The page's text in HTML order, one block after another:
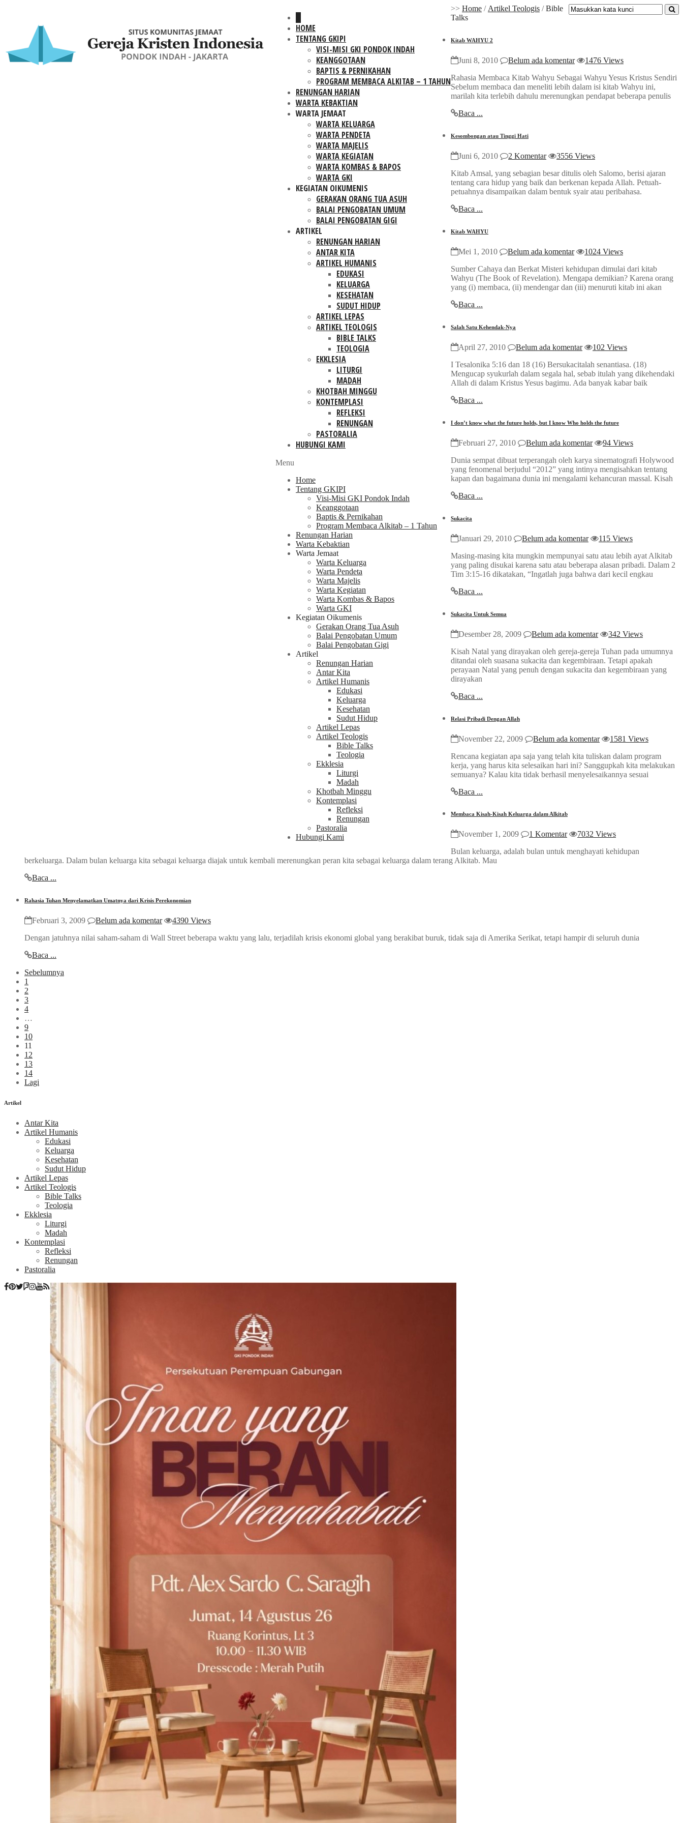
HOME
TENTANG GKIPI
VISI-MISI GKI PONDOK INDAH
KEANGGOTAAN
BAPTIS & PERNIKAHAN
PROGRAM MEMBACA ALKITAB – 1 TAHUN
RENUNGAN HARIAN
WARTA KEBAKTIAN
WARTA JEMAAT
WARTA KELUARGA
WARTA PENDETA
WARTA MAJELIS
WARTA KEGIATAN
WARTA KOMBAS & BAPOS
WARTA GKI
KEGIATAN OIKUMENIS
GERAKAN ORANG TUA ASUH
BALAI PENGOBATAN UMUM
BALAI PENGOBATAN GIGI
ARTIKEL
RENUNGAN HARIAN
ANTAR KITA
ARTIKEL HUMANIS
EDUKASI
KELUARGA
KESEHATAN
SUDUT HIDUP
ARTIKEL LEPAS
ARTIKEL TEOLOGIS
BIBLE TALKS
TEOLOGIA
EKKLESIA
LITURGI
MADAH
KHOTBAH MINGGU
KONTEMPLASI
REFLEKSI
RENUNGAN
PASTORALIA
HUBUNGI KAMI
Menu
Home
Tentang GKIPI
Visi-Misi GKI Pondok Indah
Keanggotaan
Baptis & Pernikahan
Program Membaca Alkitab – 1 Tahun
Renungan Harian
Warta Kebaktian
Warta Jemaat
Warta Keluarga
Warta Pendeta
Warta Majelis
Warta Kegiatan
Warta Kombas & Bapos
Warta GKI
Kegiatan Oikumenis
Gerakan Orang Tua Asuh
Balai Pengobatan Umum
Balai Pengobatan Gigi
Artikel
Renungan Harian
Antar Kita
Artikel Humanis
Edukasi
Keluarga
Kesehatan
Sudut Hidup
Artikel Lepas
Artikel Teologis
Bible Talks
Teologia
Ekklesia
Liturgi
Madah
Khotbah Minggu
Kontemplasi
Refleksi
Renungan
Pastoralia
Hubungi Kami
>> Home / Artikel Teologis /Bible
Talks
Kitab WAHYU 2
Juni 8, 2010 Belum ada komentar
1476 Views
Rahasia Membaca Kitab Wahyu Sebagai Wahyu Yesus Kristus Sendiri
Sebelum membaca dan meneliti lebih dalam isi kitab Wahyu ini,
marilah kita terlebih dahulu merenungkan pendapat beberapa penulis
Baca ...
Kesombongan atau Tinggi Hati
Juni 6, 2010 2 Komentar
3556 Views
Kitab Amsal, yang sebagian besar ditulis oleh Salomo, berisi ajaran
tentang cara hidup yang baik dan berkenan kepada Allah. Petuah-
petuahnya disampaikan dalam bentuk syair atau peribahasa.
Baca ...
Kitab WAHYU
Mei 1, 2010 Belum ada komentar
1024 Views
Sumber Cahaya dan Berkat Misteri kehidupan dimulai dari kitab
Wahyu (The Book of Revelation). Mengapa demikian? Karena orang
yang (i) membaca, (ii) mendengar dan (iii) menuruti kitab ini akan
Baca ...
Salah Satu Kehendak-Nya
April 27, 2010 Belum ada komentar
102 Views
I Tesalonika 5:16 dan 18 (16) Bersukacitalah senantiasa. (18)
Mengucap syukurlah dalam segala hal, sebab itulah yang dikehendaki
Allah di dalam Kristus Yesus bagimu. Ada banyak kabar baik
Baca ...
I don’t know what the future holds, but I know Who holds the future
Februari 27, 2010 Belum ada komentar
94 Views
Dunia sempat dibuat terperangah oleh karya sinematografi Holywood
yang fenomenal berjudul “2012” yang intinya mengisahkan tentang
kapan dan bagaimana dunia ini mengalami kehancuran massal. Kisah
Baca ...
Sukacita
Januari 29, 2010 Belum ada komentar
115 Views
Masing-masing kita mungkin mempunyai satu atau lebih ayat Alkitab
yang paling disukai karena satu atau beberapa alasan pribadi. Dalam 2
Tim 3:15-16 dikatakan, “Ingatlah juga bahwa dari kecil engkau
Baca ...
Sukacita Untuk Semua
Desember 28, 2009 Belum ada komentar
342 Views
Kisah Natal yang dirayakan oleh gereja-gereja Tuhan pada umumnya
ditandai oleh suasana sukacita dan kegembiraan. Tetapi apakah
perayaan Natal yang penuh dengan sukacita dan kegembiraan yang
dirayakan
Baca ...
Relasi Pribadi Dengan Allah
November 22, 2009 Belum ada komentar
1581 Views
Rencana kegiatan apa saja yang telah kita tuliskan dalam program
kerja, yang harus kita selesaikan hari ini? Sanggupkah kita melakukan
semuanya? Kalau kita tidak berhasil menyelesaikannya sesuai
Baca ...
Membaca Kisah-Kisah Keluarga dalam Alkitab
November 1, 2009 1 Komentar
7032 Views
Bulan keluarga, adalah bulan untuk menghayati kehidupan
berkeluarga. Dalam bulan keluarga kita sebagai keluarga diajak untuk kembali merenungkan peran kita sebagai keluarga dalam terang Alkitab. Mau
Baca ...
Rahasia Tuhan Menyelamatkan Umatnya dari Krisis Perekonomian
Februari 3, 2009 Belum ada komentar
4390 Views
Dengan jatuhnya nilai saham-saham di Wall Street beberapa waktu yang lalu, terjadilah krisis ekonomi global yang berakibat buruk, tidak saja di Amerika Serikat, tetapi hampir di seluruh dunia
Baca ...
Sebelumnya
1
2
3
4
…
9
10
11
12
13
14
Lagi
Artikel
Antar Kita
Artikel Humanis
Edukasi
Keluarga
Kesehatan
Sudut Hidup
Artikel Lepas
Artikel Teologis
Bible Talks
Teologia
Ekklesia
Liturgi
Madah
Kontemplasi
Refleksi
Renungan
Pastoralia